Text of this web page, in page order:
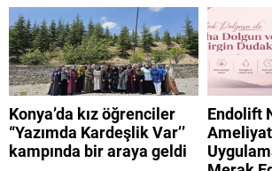
Konya’da kız öğrenciler
“Yazımda Kardeşlik Var’’
kampında bir araya geldi
Endolift